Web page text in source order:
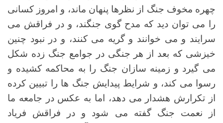
چهره مخوف جنگ از نظرها پنهان ماند، و امروز کسانی
را می توان دید که مدح گوی جنگند، و در فراقش می
سرایند و می خوانند و گریه می کنند، و در نبود چنین
خیزشی که بعد از هر جنگی در جوامع جنگ زده شکل
می گیرد و زمینه سازان جنگ را به محاکمه کشیده و
رسوا می کند، و شرایط پیدایش جنگ ها را تبیین کرده
از تکرارش هشدار می دهد، اما به عکس در جامعه ما
از نعمت جنگ گفته می شود و در فراقش فریاد